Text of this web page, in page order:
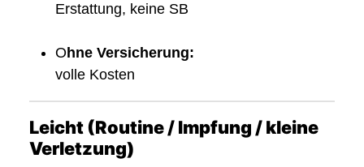
Erstattung, keine SB
O hne Versicherung:
volle Kosten
Leicht (Routine / Impfung / kleine
Verletzung)